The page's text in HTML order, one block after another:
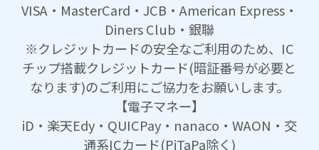
VISA・MasterCard・JCB・American Express・
Diners Club・銀聯
※クレジットカードの安全なご利用のため、IC
チップ搭載クレジットカード(暗証番号が必要と
なります)のご利用にご協力をお願いします。
【電子マネー】
iD・楽天Edy・QUICPay・nanaco・WAON・交
通系ICカード(PiTaPa除く)